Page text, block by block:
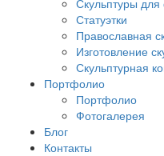
Скульптуры
Статуэтки
Православная
Изготовление
Скульптурная
Портфолио
Портфолио
Фотогалерея
Блог
Контакты